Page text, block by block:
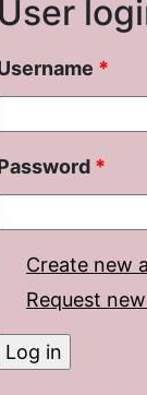
User
*
*
Create new
Request